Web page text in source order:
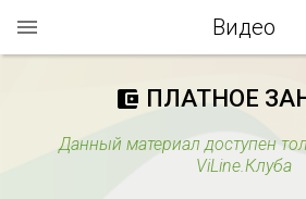
Видео
account_balance_wallet ПЛАТНОЕ
Данный материал доступен
ViLine.Клуба